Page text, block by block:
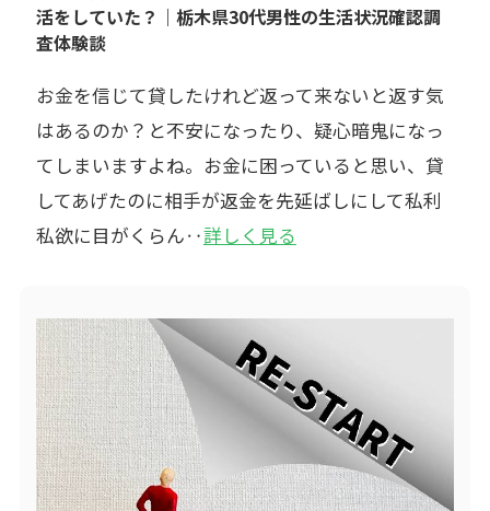
活をしていた？｜栃木県30代男性の生活状況確認調
査体験談
お金を信じて貸したけれど返って来ないと返す気
はあるのか？と不安になったり、疑心暗鬼になっ
てしまいますよね。お金に困っていると思い、貸
してあげたのに相手が返金を先延ばしにして私利
私欲に目がくらん‥詳しく見る